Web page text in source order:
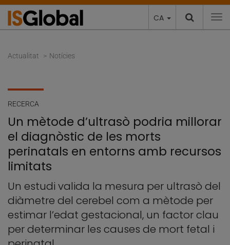
CA
Actualitat Notícies
RECERCA
Un mètode d’ultrasò podria millorar
el diagnòstic de les morts
perinatals en entorns amb recursos
limitats
Un estudi valida la mesura per ultrasò del
diàmetre del cerebel com a mètode per
estimar l’edat gestacional, un factor clau
per determinar les causes de mort fetal i